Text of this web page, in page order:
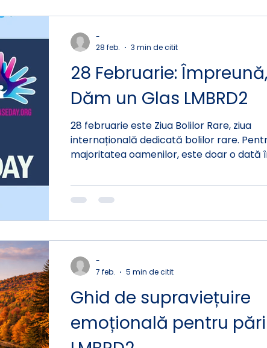
28 Februarie:
Dăm un Glas LMBRD2
28 februarie este Ziua Bolilor Rare, ziua
internațională dedicată bolilor rare.
majoritatea oamenilor, este doar o dată
an când lumea ascultă.
-
28 feb.
3 min de citit
Ghid de supraviețuire
emoțională pentru
-
7 feb.
5 min de citit